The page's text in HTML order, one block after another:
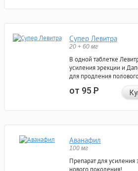
Супер Левитра
20 + 60 мг
В одной таблетке
усиления эрекции и
для продления
от 95Р
Аванафил
100 мг
Препарат для усиления